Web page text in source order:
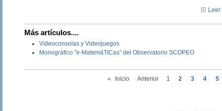
Leer
Más artículos....
Videoconsolas y Videojuegos
Monográfico "e-MatemáTICas" del Observatorio SCOPEO
« Inicio Anterior 1 2 3 4 5